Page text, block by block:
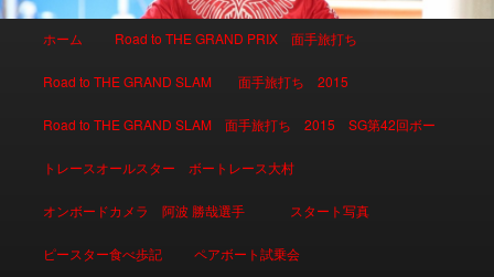
メインコンテンツへ移動
サブコンテンツへ移動
ホーム Road to THE GRAND PRIX 面手旅打ち
Road to THE GRAND SLAM 面手旅打ち 2015
Road to THE GRAND SLAM 面手旅打ち 2015 SG第42回ボー
トレースオールスター ボートレース大村
オンボードカメラ 阿波 勝哉選手 スタート写真
ピースター食べ歩記 ペアボート試乗会